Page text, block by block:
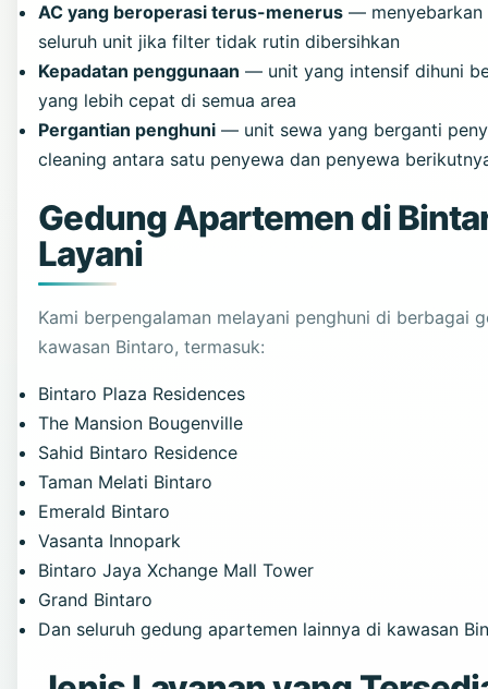
AC yang beroperasi terus-menerus — menyebarkan
seluruh unit jika filter tidak rutin dibersihkan
Kepadatan penggunaan — unit yang intensif dihuni
yang lebih cepat di semua area
Pergantian penghuni — unit sewa yang berganti
cleaning antara satu penyewa dan penyewa
Gedung Apartemen di
Layani
Kami berpengalaman melayani penghuni di berbagai
kawasan Bintaro, termasuk:
Bintaro Plaza Residences
The Mansion Bougenville
Sahid Bintaro Residence
Taman Melati Bintaro
Emerald Bintaro
Vasanta Innopark
Bintaro Jaya Xchange Mall Tower
Grand Bintaro
Dan seluruh gedung apartemen lainnya di kawasan